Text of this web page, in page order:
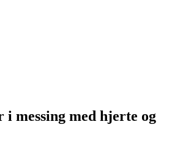
i messing med hjerte og